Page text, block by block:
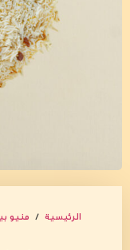
الرئيسية / منيو